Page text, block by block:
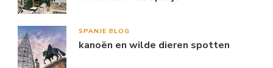
SPANJE BLOG
kanoën en wilde dieren spotten